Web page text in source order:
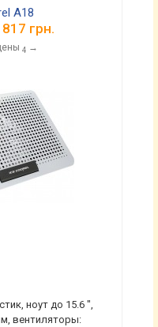
A18
817 грн.
4 →
ноут до 15.6 ",
вентиляторы: